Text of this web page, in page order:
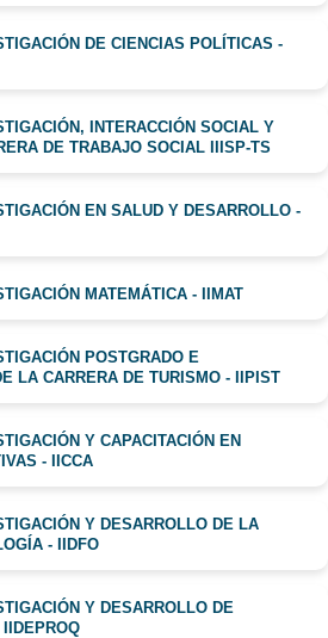
DE CIENCIAS POLÍTICAS -
INTERACCIÓN SOCIAL Y
DE TRABAJO SOCIAL IIISP-TS
EN SALUD Y DESARROLLO -
MATEMÁTICA - IIMAT
POSTGRADO E
LA CARRERA DE TURISMO - IIPIST
Y CAPACITACIÓN EN
- IICCA
Y DESARROLLO DE LA
- IIDFO
Y DESARROLLO DE
IIDEPROQ